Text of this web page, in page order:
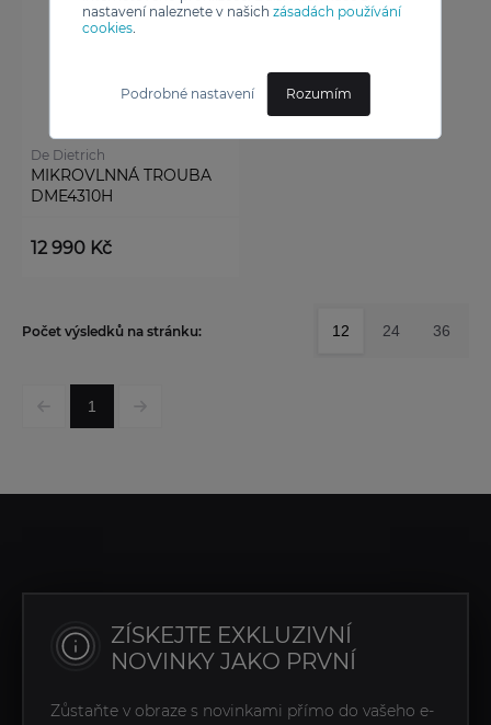
nastavení naleznete v našich zásadách používání
cookies.
Podrobné nastavení Rozumím
De Dietrich
MIKROVLNNÁ TROUBA
DME4310H
12 990 Kč
1
Počet výsledků na stránku: 12 24 36
ZÍSKEJTE EXKLUZIVNÍ
NOVINKY JAKO PRVNÍ
Zůstaňte v obraze s novinkami přímo do vašeho e-